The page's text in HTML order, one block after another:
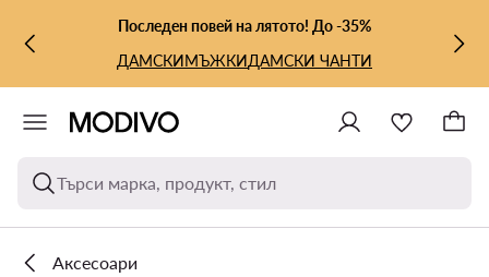
КЪМ ОСНОВНОТО СЪДЪРЖАНИЕ
КЪМ ТЪРСЕНЕПоследен повей на лятото! До -35%
ДАМСКИМЪЖКИДАМСКИ ЧАНТИ
Търси марка, продукт, стил
Аксесоари